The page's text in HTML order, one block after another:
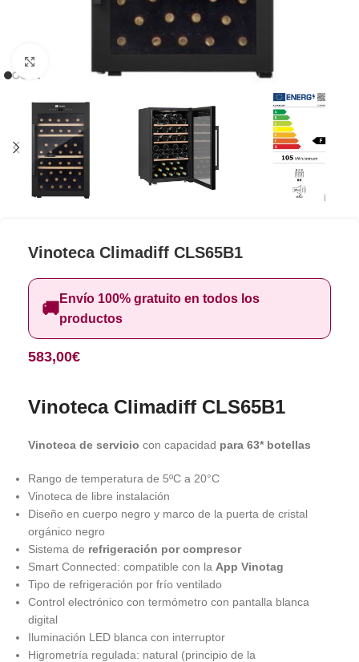
Vinoteca Climadiff CLS65B1
🚚Envío 100% gratuito en todos los
productos
583,00€
Vinoteca Climadiff CLS65B1
Vinoteca de servicio con capacidad para 63* botellas
Rango de temperatura de 5ºC a 20°C
Vinoteca de libre instalación
Diseño en cuerpo negro y marco de la puerta de cristal
orgánico negro
Sistema de refrigeración por compresor
Smart Connected: compatible con la App Vinotag
Tipo de refrigeración por frío ventilado
Control electrónico con termómetro con pantalla blanca
digital
Iluminación LED blanca con interruptor
Higrometría regulada: natural (principio de la